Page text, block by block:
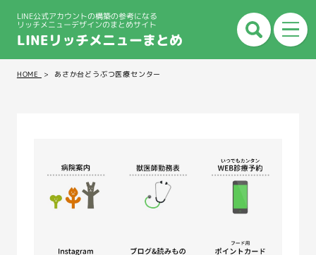
LINE公式アカウントの構築の参考になる
リッチメニューデザインのまとめサイト
LINEリッチメニューまとめ
HOME あさか台どうぶつ医療センター